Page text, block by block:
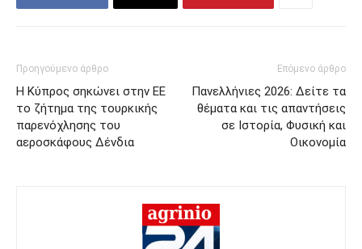
Προηγούμενο άρθρο
Η Κύπρος σηκώνει στην ΕΕ
το ζήτημα της τουρκικής
παρενόχλησης του
αεροσκάφους Δένδια
Επόμενο άρθρο
Πανελλήνιες 2026: Δείτε τα
θέματα και τις απαντήσεις
σε Ιστορία, Φυσική και
Οικονομία